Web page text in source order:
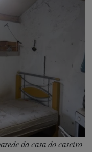
da casa do caseiro